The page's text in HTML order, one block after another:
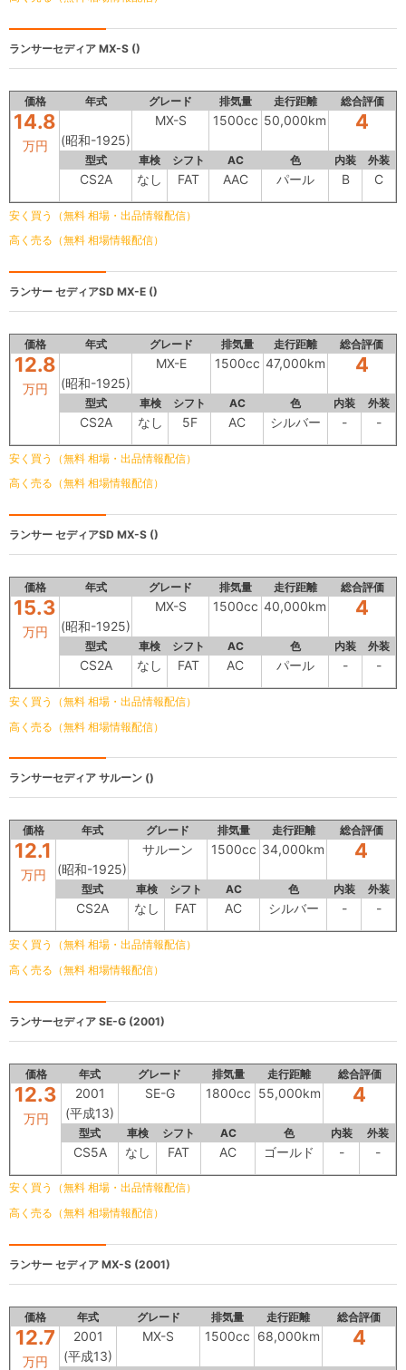
ランサーセディア MX-S ()
価格 年式 グレード 排気量 走行距離 総合評価
14.8
万円 (昭和-1925)
MX-S 1500cc 50,000km 4
型式 車検 シフト AC 色 内装 外装
CS2A なし FAT AAC パール B C
安く買う（無料 相場・出品情報配信）
高く売る（無料 相場情報配信）
ランサー セディアSD MX-E ()
価格 年式 グレード 排気量 走行距離 総合評価
12.8
万円 (昭和-1925)
MX-E 1500cc 47,000km 4
型式 車検 シフト AC 色 内装 外装
CS2A なし 5F AC シルバー - -
安く買う（無料 相場・出品情報配信）
高く売る（無料 相場情報配信）
ランサー セディアSD MX-S ()
価格 年式 グレード 排気量 走行距離 総合評価
15.3
万円 (昭和-1925)
MX-S 1500cc 40,000km 4
型式 車検 シフト AC 色 内装 外装
CS2A なし FAT AC パール - -
安く買う（無料 相場・出品情報配信）
高く売る（無料 相場情報配信）
ランサーセディア サルーン ()
価格 年式 グレード 排気量 走行距離 総合評価
12.1
万円 (昭和-1925)
サルーン 1500cc 34,000km 4
型式 車検 シフト AC 色 内装 外装
CS2A なし FAT AC シルバー - -
安く買う（無料 相場・出品情報配信）
高く売る（無料 相場情報配信）
ランサーセディア SE-G (2001)
価格 年式 グレード 排気量 走行距離 総合評価
12.3
万円
2001
(平成13)
SE-G 1800cc 55,000km 4
型式 車検 シフト AC 色 内装 外装
CS5A なし FAT AC ゴールド - -
安く買う（無料 相場・出品情報配信）
高く売る（無料 相場情報配信）
ランサー セディア MX-S (2001)
価格 年式 グレード 排気量 走行距離 総合評価
12.7
万円
2001
(平成13)
MX-S 1500cc 68,000km 4